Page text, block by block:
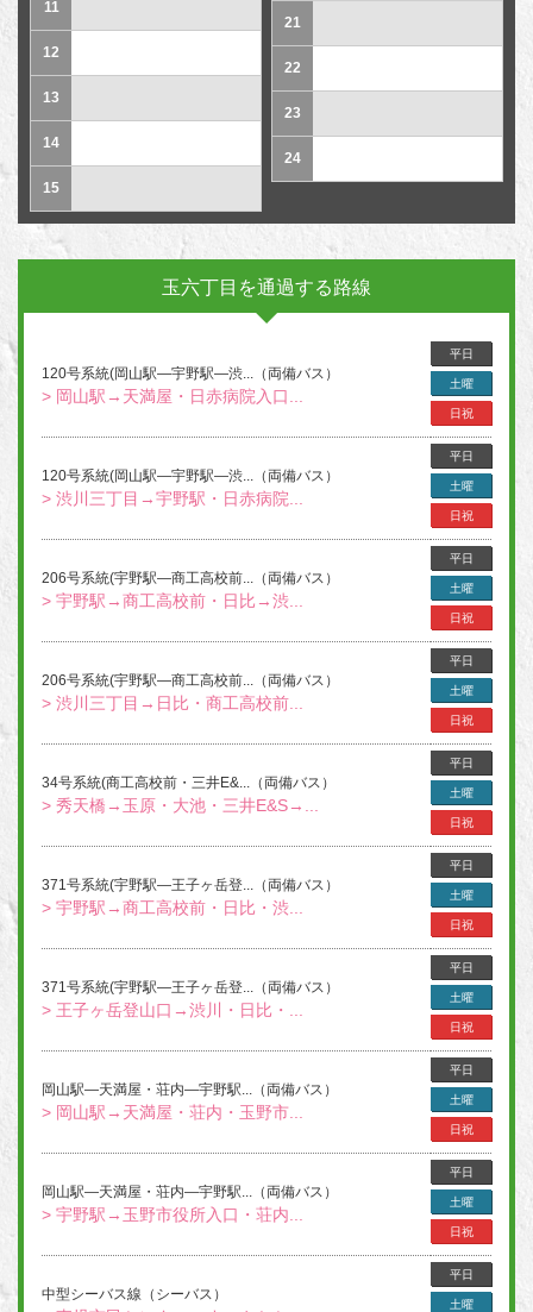
11
12
13
14
15
21
22
23
24
玉六丁目を通過する路線
120号系統(岡山駅―宇野駅―渋...（両備バス）
> 岡山駅→天満屋・日赤病院入口...
平日
土曜
日祝
120号系統(岡山駅―宇野駅―渋...（両備バス）
> 渋川三丁目→宇野駅・日赤病院...
平日
土曜
日祝
206号系統(宇野駅―商工高校前...（両備バス）
> 宇野駅→商工高校前・日比→渋...
平日
土曜
日祝
206号系統(宇野駅―商工高校前...（両備バス）
> 渋川三丁目→日比・商工高校前...
平日
土曜
日祝
34号系統(商工高校前・三井E&...（両備バス）
> 秀天橋→玉原・大池・三井E&S→...
平日
土曜
日祝
371号系統(宇野駅―王子ヶ岳登...（両備バス）
> 宇野駅→商工高校前・日比・渋...
平日
土曜
日祝
371号系統(宇野駅―王子ヶ岳登...（両備バス）
> 王子ヶ岳登山口→渋川・日比・...
平日
土曜
日祝
岡山駅―天満屋・荘内―宇野駅...（両備バス）
> 岡山駅→天満屋・荘内・玉野市...
平日
土曜
日祝
岡山駅―天満屋・荘内―宇野駅...（両備バス）
> 宇野駅→玉野市役所入口・荘内...
平日
土曜
日祝
中型シーバス線（シーバス）
平日
土曜